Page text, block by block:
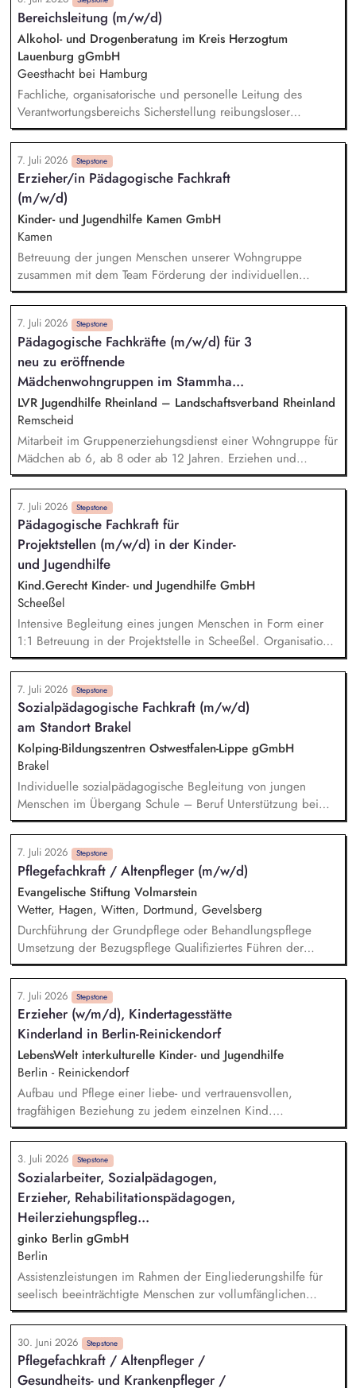
Perspektiven Planung und Begleitung individueller Förder-
und Coachingprozesse Zusammenarbeit mit
Kostenträgern/Reha-Trägern, Betrieben, Beratungsstellen und
weiteren Netzwerkpartnern
Bereichsleitung (m/w/d)
Alkohol- und Drogenberatung im Kreis Herzogtum
Lauenburg gGmbH
Geesthacht bei Hamburg
Fachliche, organisatorische und personelle Leitung des
Verantwortungsbereichs Sicherstellung reibungsloser
organisatorischer Abläufe und einer hohen Angebots- bzw.
Dienstleistungsqualität Weiterentwicklung und strategische
Ausrichtung des Bereichs Führung, Begleitung und
Entwicklung der Mitarbeitenden Vertretung der Einrichtung
und des Fachbereichs nach außen, insbesondere in
politischen Ausschüssen sowie in Arbeitskreisen und Gremien
Mitwirkung bei der Budgetplanung sowie der wirtschaftlichen
Steuerung des Bereichs
7. Juli 2026 Stepstone
Erzieher/in Pädagogische Fachkraft
(m/w/d)
Kinder- und Jugendhilfe Kamen GmbH
Kamen
Betreuung der jungen Menschen unserer Wohngruppe
zusammen mit dem Team Förderung der individuellen
Entwicklungsprozesse sowie sozialen Kompetenzen der
Kinder und Jugendlichen Mit Ihrer beruflichen Expertise
fördern Sie ein möglichst harmonisches Umfeld für die
jungen Menschen Sie sind sich Ihrer beruflichen
Fachkompetenz bewusst und agieren deeskalierend in
herausfordernden Situationen Die verlässliche
Zusammenarbeit mit Eltern, Jugendämtern, Schulen und
therapeutischen Einrichtungen ist ein wesentlicher Bestandteil
Ihrer Tätigkeit
7. Juli 2026 Stepstone
Pädagogische Fachkräfte (m/w/d) für 3
neu zu eröffnende
Mädchenwohngruppen im Stammha...
LVR Jugendhilfe Rheinland – Landschaftsverband Rheinland
Remscheid
Mitarbeit im Gruppenerziehungsdienst einer Wohngruppe für
Mädchen ab 6, ab 8 oder ab 12 Jahren. Erziehen und
Begleiten der Kinder durch den Tages-, Wochen- und
Jahresrhythmus. Pädagogische und organisatorische
Verantwortung des Erziehungsalltags. Planung der
pädagogischen Aktivitäten. Bereitschaft zur Durchführung von
erlebnispädagogischen Maßnahmen. Beobachten und
Fördern der Jugendlichen in ihrer individuellen Situation und
ihrem Entwicklungsstand. Erstellen von Hilfe- und
Erziehungsplanungen. Umsetzung von heilpädagogischen
Angeboten. Kooperation mit Schule, Jugendamt, Ärzten etc.
7. Juli 2026 Stepstone
Pädagogische Fachkraft für
Projektstellen (m/w/d) in der Kinder-
und Jugendhilfe
Kind.Gerecht Kinder- und Jugendhilfe GmbH
Scheeßel
Intensive Begleitung eines jungen Menschen in Form einer
1:1 Betreuung in der Projektstelle in Scheeßel. Organisation
und Umsetzung eines abgestimmten Alltags. Gestaltung
sinnvoller, erlebnisorientierter Freizeitaktionen im Einklang
mit den Bedarfen und Interessen des Klienten.
Krisenintervention und lösungsorientiertes Handeln in
schwierigen Situationen. Dokumentation des Projektverlaufs
und Mitwirkung an Hilfeplanprozessen.
7. Juli 2026 Stepstone
Sozialpädagogische Fachkraft (m/w/d)
am Standort Brakel
Kolping-Bildungszentren Ostwestfalen-Lippe gGmbH
Brakel
Individuelle sozialpädagogische Begleitung von jungen
Menschen im Übergang Schule – Beruf Unterstützung bei
persönlichen, sozialen und beruflichen Problemlagen
Durchführung von Einzel- und Gruppengesprächen (max. 6
Teilnehmende pro Gruppe) Dokumentation der
Maßnahmenverläufe und Teilnahmeentwicklungen Mitwirkung
an Sprechstundenangeboten, Netzwerkarbeit und
Projektorganisation
7. Juli 2026 Stepstone
Pflegefachkraft / Altenpfleger (m/w/d)
Evangelische Stiftung Volmarstein
Wetter, Hagen, Witten, Dortmund, Gevelsberg
Durchführung der Grundpflege oder Behandlungspflege
Umsetzung der Bezugspflege Qualifiziertes Führen der
Pflegedokumentation Sicherstellen der Pflege und der
Pflegequalität Entwicklung und Umsetzung der
Pflegeprozessplanung
7. Juli 2026 Stepstone
Erzieher (w/m/d), Kindertagesstätte
Kinderland in Berlin-Reinickendorf
LebensWelt interkulturelle Kinder- und Jugendhilfe
Berlin - Reinickendorf
Aufbau und Pflege einer liebe- und vertrauensvollen,
tragfähigen Beziehung zu jedem einzelnen Kind.
Gewährleistung des Wohlbefindens und der Sicherheit der
Kinder. Information und Beratung der Eltern über die
individuelle Entwicklung ihres Kindes und über die
Gruppenaktivitäten, bei Bedarf Information der Eltern über
Beratungsstellen, Bildungs- und Hilfeangebote. Durchführung
von Elternabenden, Einbeziehung von Eltern bei der Planung
und Durchführung von Festen und anderen
Kitaveranstaltungen.
3. Juli 2026 Stepstone
Sozialarbeiter, Sozialpädagogen,
Erzieher, Rehabilitationspädagogen,
Heilerziehungspfleg...
ginko Berlin gGmbH
Berlin
Assistenzleistungen im Rahmen der Eingliederungshilfe für
seelisch beeinträchtigte Menschen zur vollumfänglichen
Teilhabe am gesellschaftlichen Leben Mitwirkung bei der Ziel-
und Leistungsplanung, Kommunikation mit dem Kostenträger
und anderen Leistungserbringern
30. Juni 2026 Stepstone
Pflegefachkraft / Altenpfleger /
Gesundheits- und Krankenpfleger /